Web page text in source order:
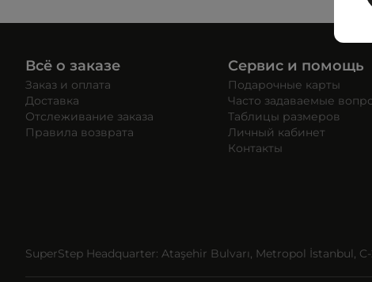
Всё о заказе
Заказ и оплата
Доставка
Отслеживание заказа
Правила возврата
Сервис и помощь
Подарочные карты
Часто задаваемые
Таблицы размеров
Личный кабинет
Контакты
SuperStep Headquarter: Ataşehir Bulvarı, Metropol İstanbul,